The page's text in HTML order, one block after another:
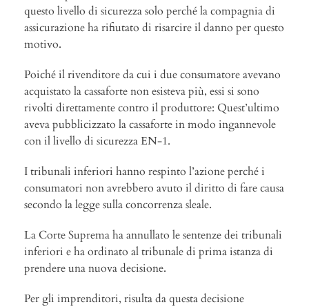
questo livello di sicurezza solo perché la compagnia di
assicurazione ha rifiutato di risarcire il danno per questo
motivo.
Poiché il rivenditore da cui i due consumatore avevano
acquistato la cassaforte non esisteva più, essi si sono
rivolti direttamente contro il produttore: Quest’ultimo
aveva pubblicizzato la cassaforte in modo ingannevole
con il livello di sicurezza EN-1.
I tribunali inferiori hanno respinto l’azione perché i
consumatori non avrebbero avuto il diritto di fare causa
secondo la legge sulla concorrenza sleale.
La Corte Suprema ha annullato le sentenze dei tribunali
inferiori e ha ordinato al tribunale di prima istanza di
prendere una nuova decisione.
Per gli imprenditori, risulta da questa decisione